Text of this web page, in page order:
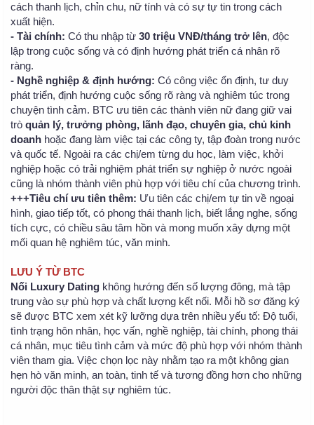
cách thanh lịch, chỉn chu, nữ tính và có sự tự tin trong cách
xuất hiện.
- Tài chính: Có thu nhập từ 30 triệu VNĐ/tháng trở lên, độc
lập trong cuộc sống và có định hướng phát triển cá nhân rõ
ràng.
- Nghề nghiệp & định hướng: Có công việc ổn định, tư duy
phát triển, định hướng cuộc sống rõ ràng và nghiêm túc trong
chuyện tình cảm. BTC ưu tiên các thành viên nữ đang giữ vai
trò quản lý, trưởng phòng, lãnh đạo, chuyên gia, chủ kinh
doanh hoặc đang làm việc tại các công ty, tập đoàn trong nước
và quốc tế. Ngoài ra các chị/em từng du học, làm việc, khởi
nghiệp hoặc có trải nghiệm phát triển sự nghiệp ở nước ngoài
cũng là nhóm thành viên phù hợp với tiêu chí của chương trình.
+++Tiêu chí ưu tiên thêm: Ưu tiên các chị/em tự tin về ngoại
hình, giao tiếp tốt, có phong thái thanh lịch, biết lắng nghe, sống
tích cực, có chiều sâu tâm hồn và mong muốn xây dựng một
mối quan hệ nghiêm túc, văn minh.
LƯU Ý TỪ BTC
Nối Luxury Dating không hướng đến số lượng đông, mà tập
trung vào sự phù hợp và chất lượng kết nối. Mỗi hồ sơ đăng ký
sẽ được BTC xem xét kỹ lưỡng dựa trên nhiều yếu tố: Độ tuổi,
tình trạng hôn nhân, học vấn, nghề nghiệp, tài chính, phong thái
cá nhân, mục tiêu tình cảm và mức độ phù hợp với nhóm thành
viên tham gia. Việc chọn lọc này nhằm tạo ra một không gian
hẹn hò văn minh, an toàn, tinh tế và tương đồng hơn cho những
người độc thân thật sự nghiêm túc.